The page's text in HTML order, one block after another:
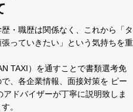
・職歴は関係なく、これから「タ
っていきたい」という気持ちを重
TAXI）を通すことで書類選考免
、各企業情報、⾯接対策を ピー
ドバイザーが丁寧に説明致しま
。